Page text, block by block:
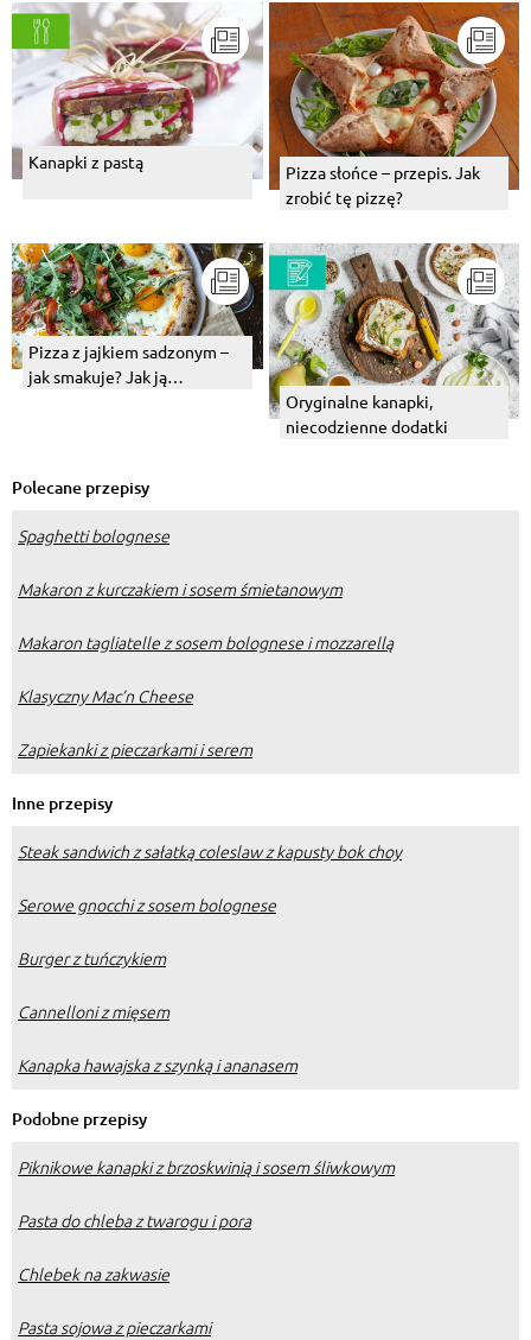
Kanapki z pastą
Pizza słońce – przepis. Jak
zrobić tę pizzę?
Pizza z jajkiem sadzonym –
jak smakuje? Jak ją
Oryginalne kanapki,
niecodzienne dodatki
Polecane przepisy
Spaghetti bolognese
Makaron z kurczakiem i sosem śmietanowym
Makaron tagliatelle z sosem bolognese i mozzarellą
Klasyczny Mac’n Cheese
Zapiekanki z pieczarkami i serem
Inne przepisy
Steak sandwich z sałatką coleslaw z kapusty bok choy
Serowe gnocchi z sosem bolognese
Burger z tuńczykiem
Cannelloni z mięsem
Kanapka hawajska z szynką i ananasem
Podobne przepisy
Piknikowe kanapki z brzoskwinią i sosem śliwkowym
Pasta do chleba z twarogu i pora
Chlebek na zakwasie
Pasta sojowa z pieczarkami